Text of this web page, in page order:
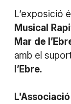
L’exposició
Musical
Mar de
amb el
l’Ebre.
L'Associació